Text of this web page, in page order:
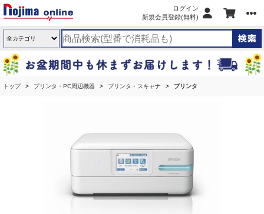
ログイン
新規会員登録(無料)
トップ プリンタ・PC周辺機器 プリンタ・スキャナ プリンタ